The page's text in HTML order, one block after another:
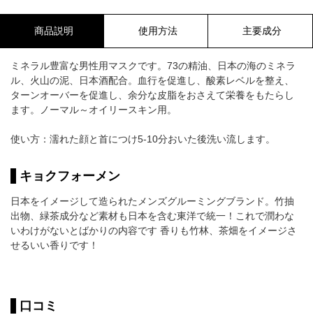
商品説明 使用方法 主要成分
ミネラル豊富な男性用マスクです。73の精油、日本の海のミネラ
ル、火山の泥、日本酒配合。血行を促進し、酸素レベルを整え、
ターンオーバーを促進し、余分な皮脂をおさえて栄養をもたらし
ます。ノーマル～オイリースキン用。
使い方：濡れた顔と首につけ5-10分おいた後洗い流します。
キョクフォーメン
日本をイメージして造られたメンズグルーミングブランド。竹抽
出物、緑茶成分など素材も日本を含む東洋で統一！これで潤わな
いわけがないとばかりの内容です 香りも竹林、茶畑をイメージさ
せるいい香りです！
口コミ